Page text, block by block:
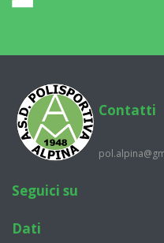
Contatti
Seguici su
Dati